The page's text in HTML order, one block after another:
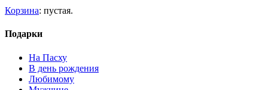
Корзина: пустая.
Подарки
На Пасху
В день рождения
Любимому